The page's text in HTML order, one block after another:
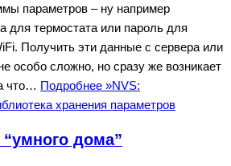
параметров – ну например
для термостата или пароль для
Получить эти данные с сервера или
особо сложно, но сразу же возникает
что… Подробнее »NVS:
хранения параметров
дома”